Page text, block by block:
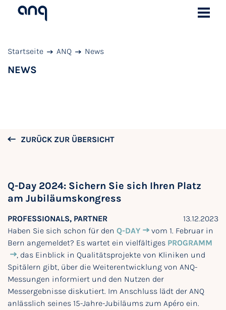
Startseite ANQ News
NEWS
ZURÜCK ZUR ÜBERSICHT
Q-Day 2024: Sichern Sie sich Ihren Platz
am Jubiläumskongress
PROFESSIONALS, PARTNER
13.12.2023
Haben Sie sich schon für den Q-DAY
vom 1. Februar in
Bern angemeldet? Es wartet ein vielfältiges PROGRAMM
, das Einblick in Qualitätsprojekte von Kliniken und
Spitälern gibt, über die Weiterentwicklung von ANQ-
Messungen informiert und den Nutzen der
Messergebnisse diskutiert. Im Anschluss lädt der ANQ
anlässlich seines 15-Jahre-Jubiläums zum Apéro ein.